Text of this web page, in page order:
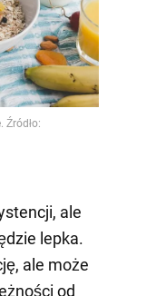
ale
lepka.
ale może
od